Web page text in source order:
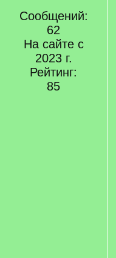
Сообщений:
62
На сайте с
2023 г.
Рейтинг:
85